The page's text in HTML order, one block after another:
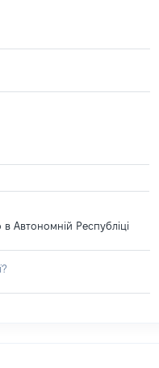
Автономній Республіці